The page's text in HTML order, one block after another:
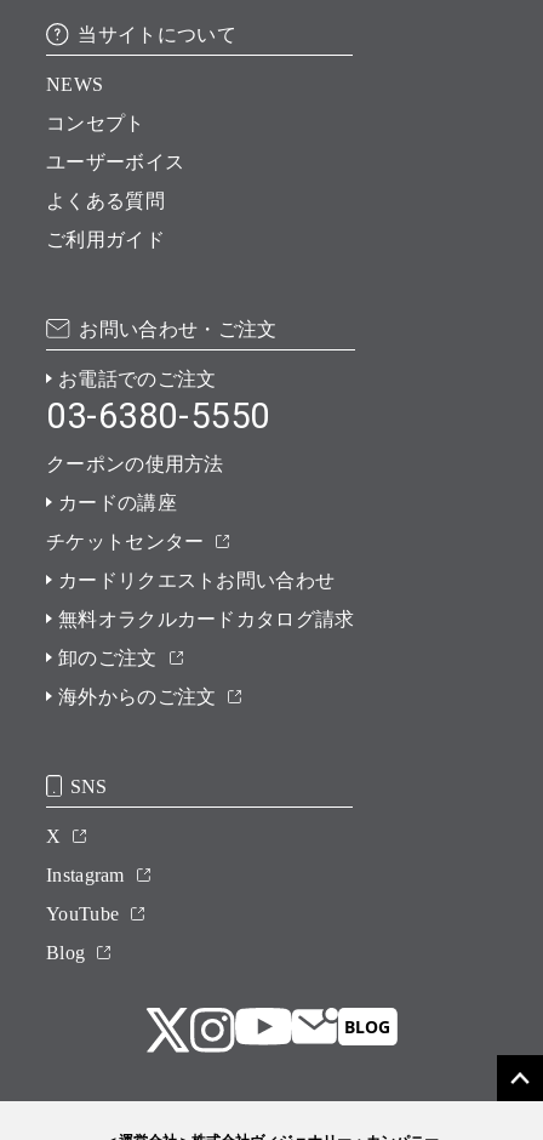
当サイトについて
NEWS
コンセプト
ユーザーボイス
よくある質問
ご利用ガイド
お問い合わせ・ご注文
お電話でのご注文
03-6380-5550
クーポンの使用方法
カードの講座
チケットセンター
カードリクエストお問い合わせ
無料オラクルカードカタログ請求
卸のご注文
海外からのご注文
SNS
X
Instagram
YouTube
Blog